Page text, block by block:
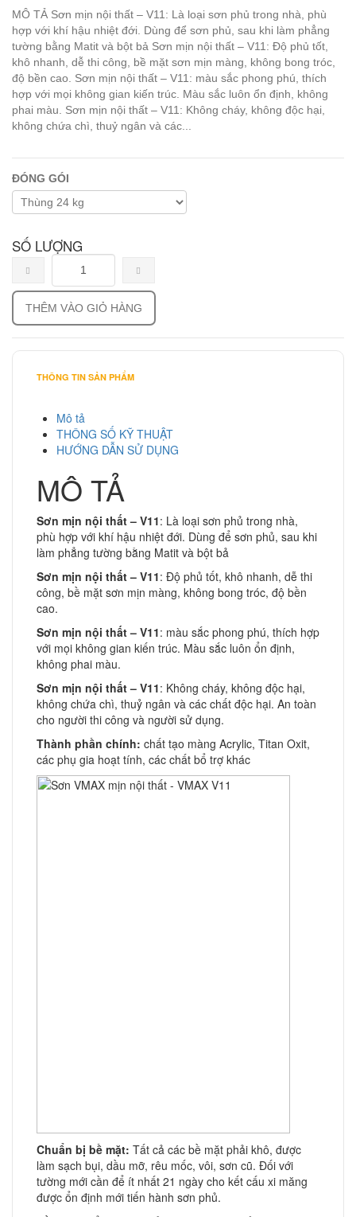
MÔ TẢ Sơn mịn nội thất – V11: Là loại sơn phủ trong nhà, phù
hợp với khí hậu nhiệt đới. Dùng để sơn phủ, sau khi làm phẳng
tường bằng Matit và bột bả Sơn mịn nội thất – V11: Độ phủ tốt,
khô nhanh, dễ thi công, bề mặt sơn mịn màng, không bong tróc,
độ bền cao. Sơn mịn nội thất – V11: màu sắc phong phú, thích
hợp với mọi không gian kiến trúc. Màu sắc luôn ổn định, không
phai màu. Sơn mịn nội thất – V11: Không cháy, không độc hại,
không chứa chì, thuỷ ngân và các...
ĐÓNG GÓI
SỐ LƯỢNG
THÊM VÀO GIỎ HÀNG
THÔNG TIN SẢN PHẨM
Mô tả
THÔNG SỐ KỸ THUẬT
HƯỚNG DẪN SỬ DỤNG
MÔ TẢ
Sơn mịn nội thất – V11: Là loại sơn phủ trong nhà,
phù hợp với khí hậu nhiệt đới. Dùng để sơn phủ, sau khi
làm phẳng tường bằng Matit và bột bả
Sơn mịn nội thất – V11: Độ phủ tốt, khô nhanh, dễ thi
công, bề mặt sơn mịn màng, không bong tróc, độ bền
cao.
Sơn mịn nội thất – V11: màu sắc phong phú, thích hợp
với mọi không gian kiến trúc. Màu sắc luôn ổn định,
không phai màu.
Sơn mịn nội thất – V11: Không cháy, không độc hại,
không chứa chì, thuỷ ngân và các chất độc hại. An toàn
cho người thi công và người sử dụng.
Thành phần chính: chất tạo màng Acrylic, Titan Oxit,
các phụ gia hoạt tính, các chất bổ trợ khác
Chuẩn bị bề mặt: Tất cả các bề mặt phải khô, được
làm sạch bụi, dầu mỡ, rêu mốc, vôi, sơn cũ. Đối với
tường mới cần để ít nhất 21 ngày cho kết cấu xi măng
được ổn định mới tiến hành sơn phủ.